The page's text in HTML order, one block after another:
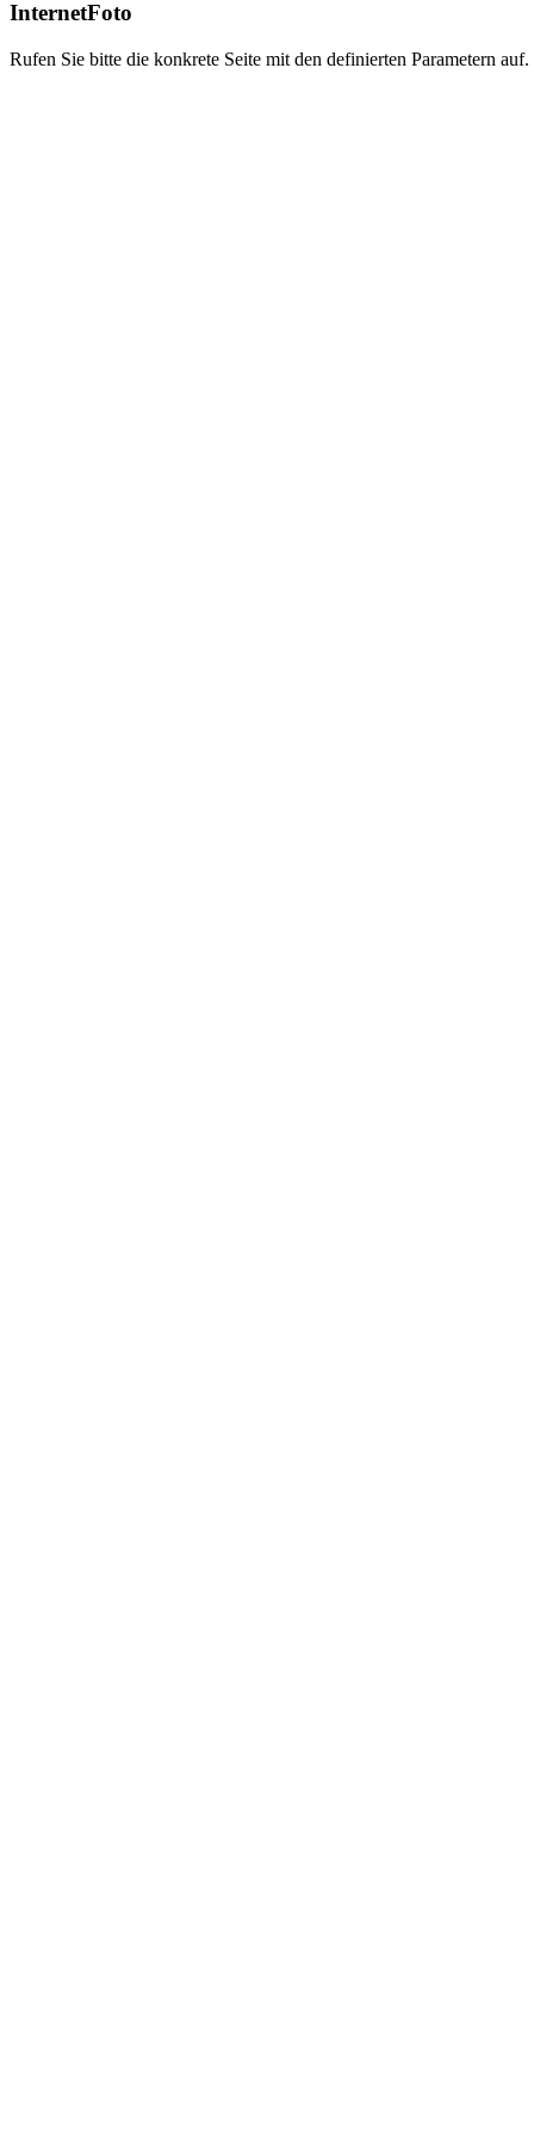
InternetFoto
Rufen Sie bitte die konkrete Seite mit den definierten Parametern auf.